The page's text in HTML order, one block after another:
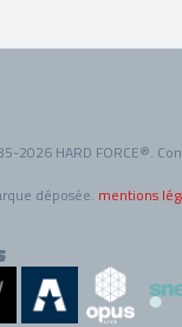
2026 HARD FORCE®.
déposée. mentions